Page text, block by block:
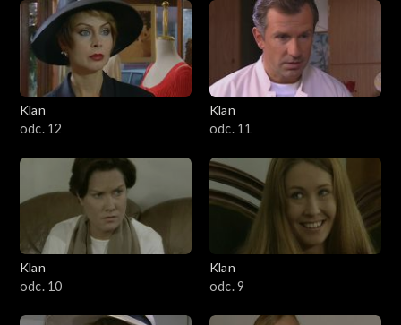
Klan
odc. 12
Klan
odc. 11
Klan
odc. 10
Klan
odc. 9